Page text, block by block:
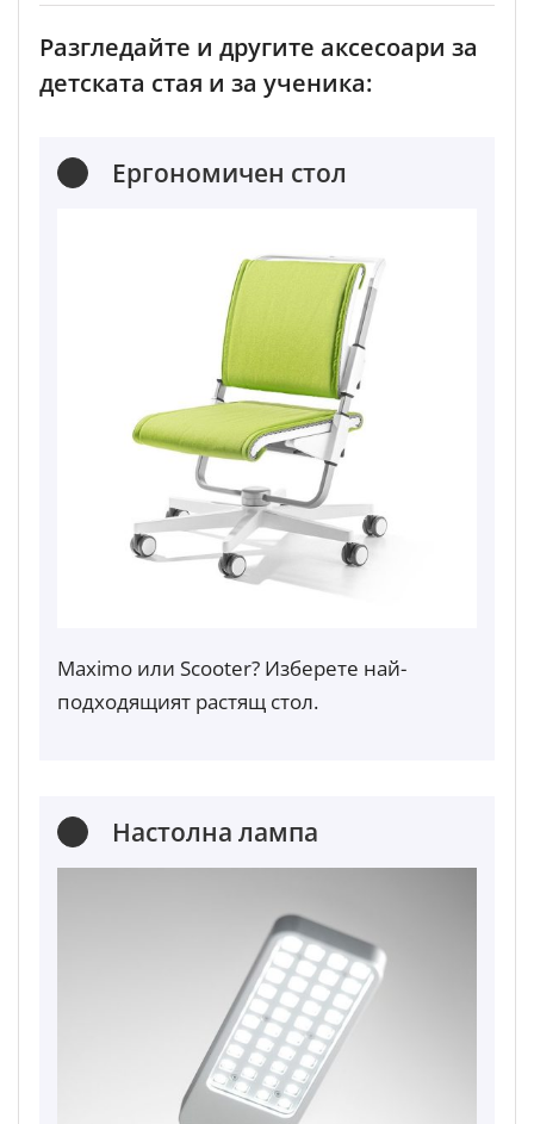
Разгледайте и другите аксесоари за
детската стая и за ученика:
Ергономичен стол
Maximo или Scooter? Изберете най-
подходящият растящ стол.
Настолна лампа